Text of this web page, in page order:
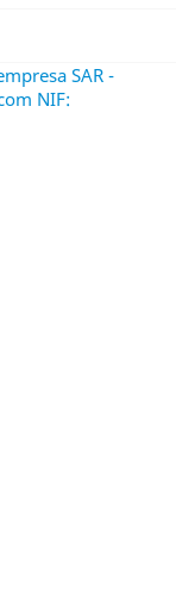
SAR -
NIF: